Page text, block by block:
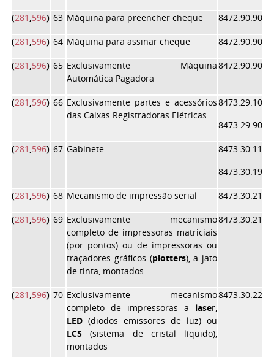
(281 ,596) 63 Máquina para preencher cheque 8472.90.90
(281 ,596) 64 Máquina para assinar cheque 8472.90.90
(281 ,596) 65 Exclusivamente Máquina
Automática Pagadora
8472.90.90
(281 ,596) 66 Exclusivamente partes e acessórios
das Caixas Registradoras Elétricas
8473.29.10
8473.29.90
(281 ,596) 67 Gabinete
8473.30.11
8473.30.19
(281 ,596) 68 Mecanismo de impressão serial 8473.30.21
(281 ,596) 69 Exclusivamente mecanismo
completo de impressoras matriciais
(por pontos) ou de impressoras ou
traçadores gráficos (plotters), a jato
de tinta, montados
8473.30.21
(281 ,596) 70 Exclusivamente mecanismo
completo de impressoras a laser,
LED (diodos emissores de luz) ou
LCS (sistema de cristal líquido),
montados
8473.30.22